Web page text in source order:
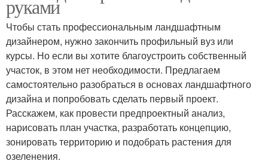
руками
Чтобы стать профессиональным ландшафтным
дизайнером, нужно закончить профильный вуз или
курсы. Но если вы хотите благоустроить собственный
участок, в этом нет необходимости. Предлагаем
самостоятельно разобраться в основах ландшафтного
дизайна и попробовать сделать первый проект.
Расскажем, как провести предпроектный анализ,
нарисовать план участка, разработать концепцию,
зонировать территорию и подобрать растения для
озеленения.